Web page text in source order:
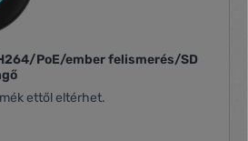
PoE/ember felismerés/SD
ettől eltérhet.